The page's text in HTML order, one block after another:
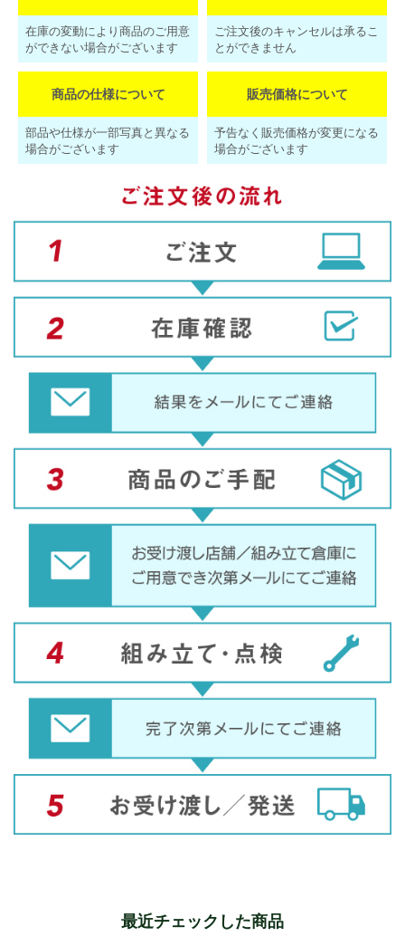
在庫の変動により商品のご用意
ができない場合がございます
ご注文後のキャンセルは承るこ
とができません
商品の仕様について
部品や仕様が一部写真と異なる
場合がございます
販売価格について
予告なく販売価格が変更になる
場合がございます
最近チェックした商品